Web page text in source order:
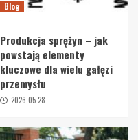
Blog
Produkcja sprężyn – jak
powstają elementy
kluczowe dla wielu gałęzi
przemysłu
2026-05-28